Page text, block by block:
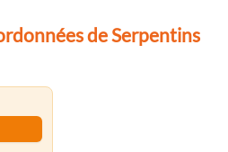
de Serpentins